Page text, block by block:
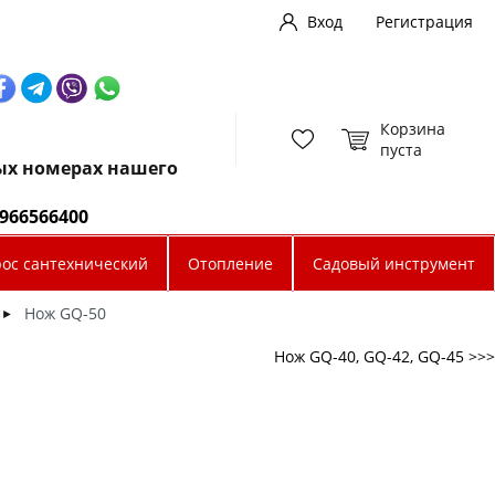
Вход
Регистрация
номерах нашего
Корзина
пуста
сантехнический Отопление Садовый инструмент
► Нож GQ-50
Нож GQ-40, GQ-42, GQ-45 >>>